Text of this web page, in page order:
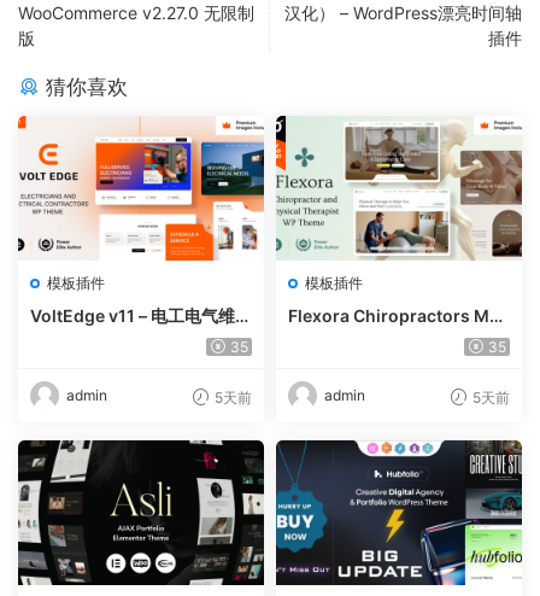
WooCommerce v2.27.0 无限制
版
汉化） – WordPress漂亮时间轴
插件
猜你喜欢
模板插件
VoltEdge v11 – 电工电气维修
35
admin 5天前
模板插件
Flexora Chiropractors Mes
sage and Physical Therapi
35
admin 5天前